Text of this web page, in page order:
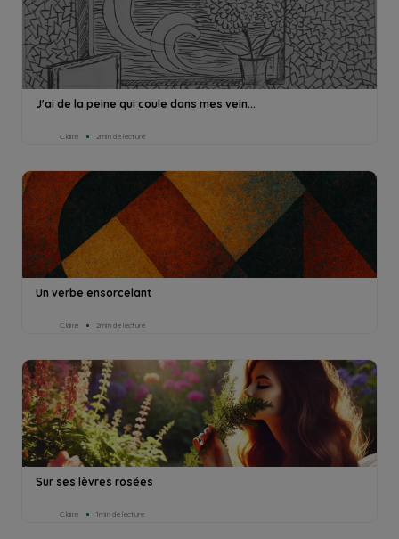
J'ai de la peine qui coule dans mes vein...
C.lair.e 2min de lecture
Un verbe ensorcelant
C.lair.e 2min de lecture
Sur ses lèvres rosées
C.lair.e 1min de lecture